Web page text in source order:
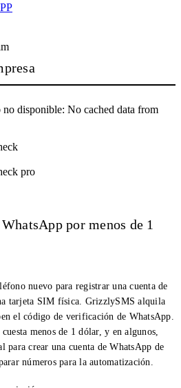
disponible: No cached data from
pro
por menos de 1
nuevo para registrar una cuenta de
tarjeta SIM física. GrizzlySMS alquila
el código de verificación de WhatsApp.
menos de 1 dólar, y en algunos,
para crear una cuenta de WhatsApp de
números para la automatización.